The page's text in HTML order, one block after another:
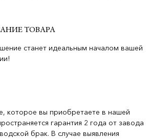
ТОВАРА
станет идеальным началом вашей
которое вы приобретаете в нашей
гарантия 2 года от завода
брак. В случае выявления